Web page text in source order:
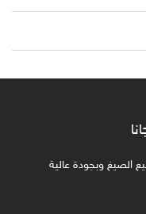
الصيغ وبجودة عالية